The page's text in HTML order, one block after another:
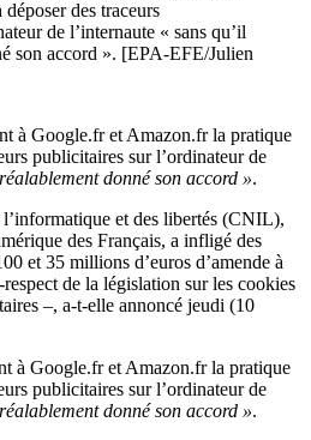
des traceurs
de l’internaute « sans qu’il
son accord ». [EPA-EFE/Julien
à Google.fr et Amazon.fr la pratique
publicitaires sur l’ordinateur de
donné son accord ».
et des libertés (CNIL),
des Français, a infligé des
et 35 millions d’euros d’amende à
de la législation sur les cookies
–, a-t-elle annoncé jeudi (10
à Google.fr et Amazon.fr la pratique
publicitaires sur l’ordinateur de
donné son accord ».